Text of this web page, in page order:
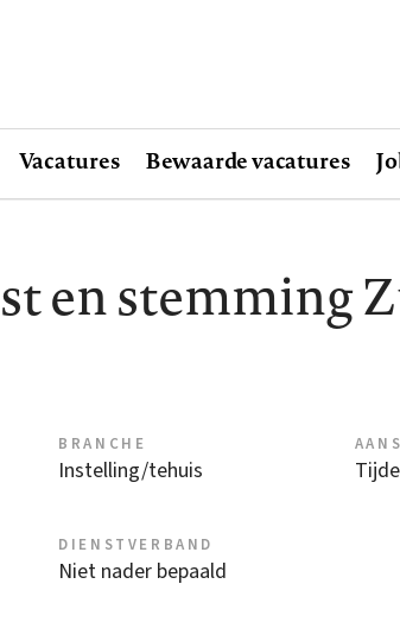
Vacatures Bewaarde vacatures
en stemming
BRANCHE
Instelling/tehuis
DIENSTVERBAND
Niet nader bepaald